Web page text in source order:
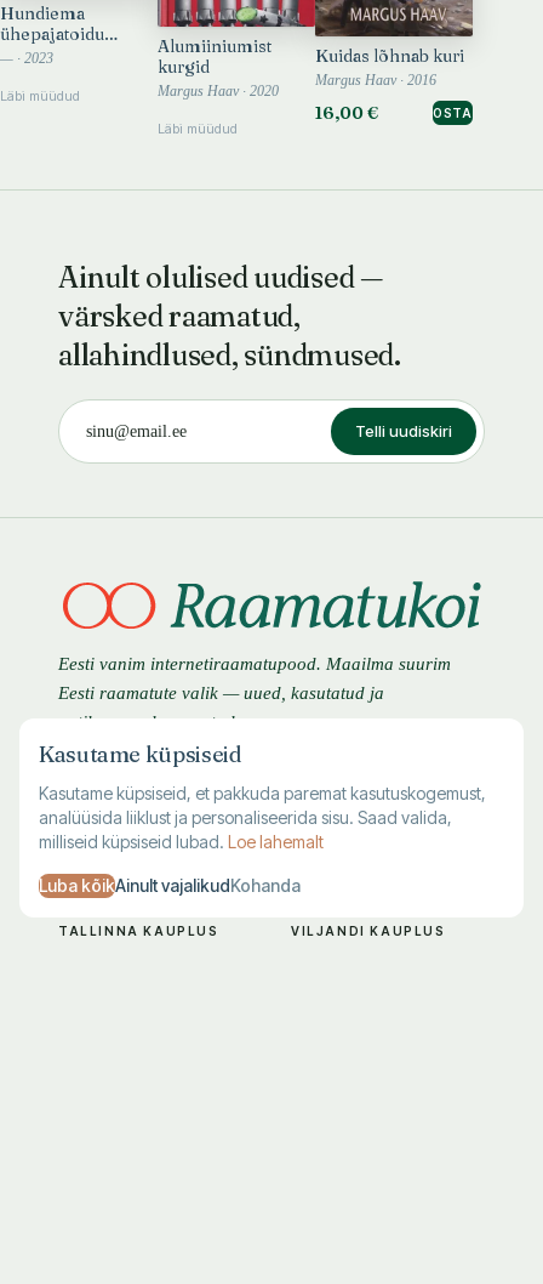
Hundiema
ühepajatoidu
saladus
— · 2023
Läbi müüdud
Alumiiniumist
kurgid
Margus Haav · 2020
Läbi müüdud
Kuidas lõhnab kuri
Margus Haav · 2016
16,00 € OSTA
Ainult olulised uudised —
värsked raamatud,
allahindlused, sündmused.
Telli uudiskiri
Eesti vanim internetiraamatupood. Maailma suurim
Eesti raamatute valik — uued, kasutatud ja
antikvaarsed raamatud.
TALLINNA KAUPLUS VILJANDI KAUPLUS
Kasutame küpsiseid
Kasutame küpsiseid, et pakkuda paremat kasutuskogemust,
analüüsida liiklust ja personaliseerida sisu. Saad valida,
milliseid küpsiseid lubad. Loe lahemalt
Luba kõikAinult vajalikudKohanda